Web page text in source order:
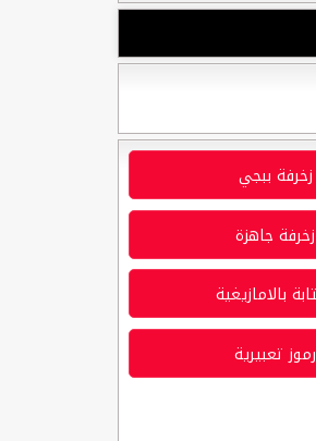
زخرفة ببجي
زخرفة جاهزة
بالامازيغية
رموز تعبيرية